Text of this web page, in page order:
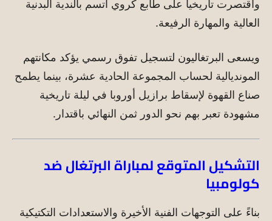
واقتصرت تاريخياً على طابع كروي اتسم بالندية البدنية
العالية والمهارة الرفيعة.
ويسعى البرتغاليون لتسجيل تفوق رسمي يؤكد مكانتهم
المونديالية لحساب المجموعة الحادية عشرة، بينما يطمح
صناع القهوة لإسقاط برازيل أوروبا في ليلة تاريخية
مشهودة تعبر بهم نحو الدور ثمن النهائي باقتدار.
التشكيل المتوقع لمباراة البرتغال ضد
كولومبيا
بناءً على التوجهات الفنية الأخيرة والاستعدادات التكتيكية